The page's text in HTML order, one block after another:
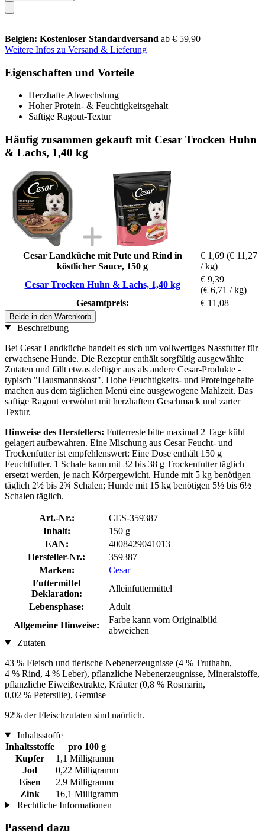
Belgien: Kostenloser Standardversand ab € 59,90
Weitere Infos zu Versand & Lieferung
Eigenschaften und Vorteile
Herzhafte Abwechslung
Hoher Protein- & Feuchtigkeitsgehalt
Saftige Ragout-Textur
Häufig zusammen gekauft mit Cesar Trocken Huhn
& Lachs, 1,40 kg
Cesar Landküche mit Pute und Rind in
köstlicher Sauce, 150 g
€ 1,69 (€ 11,27
/ kg)
Cesar Trocken Huhn & Lachs, 1,40 kg
€ 9,39
(€ 6,71 / kg)
Gesamtpreis:
€ 11,08
Beide in den Warenkorb
Beschreibung
Bei Cesar Landküche handelt es sich um vollwertiges Nassfutter für
erwachsene Hunde. Die Rezeptur enthält sorgfältig ausgewählte
Zutaten und fällt etwas deftiger aus als andere Cesar-Produkte -
typisch "Hausmannskost". Hohe Feuchtigkeits- und Proteingehalte
machen aus dem täglichen Menü eine ausgewogene Mahlzeit. Das
saftige Ragout verwöhnt mit herzhaftem Geschmack und zarter
Textur.
Hinweise des Herstellers: Futterreste bitte maximal 2 Tage kühl
gelagert aufbewahren. Eine Mischung aus Cesar Feucht- und
Trockenfutter ist empfehlenswert: Eine Dose enthält 150 g
Feuchtfutter. 1 Schale kann mit 32 bis 38 g Trockenfutter täglich
ersetzt werden, je nach Körpergewicht. Hunde mit 5 kg benötigen
täglich 2½ bis 2¾ Schalen; Hunde mit 15 kg benötigen 5½ bis 6½
Schalen täglich.
Art.-Nr.:
CES-359387
Inhalt:
150 g
EAN:
4008429041013
Hersteller-Nr.:
359387
Marken:
Cesar
Futtermittel
Deklaration:
Alleinfuttermittel
Lebensphase:
Adult
Allgemeine Hinweise:
Farbe kann vom Originalbild
abweichen
Zutaten
43 % Fleisch und tierische Nebenerzeugnisse (4 % Truthahn,
4 % Rind, 4 % Leber), pflanzliche Nebenerzeugnisse, Mineralstoffe,
pflanzliche Eiweißextrakte, Kräuter (0,8 % Rosmarin,
0,02 % Petersilie), Gemüse
92% der Fleischzutaten sind naürlich.
Inhaltsstoffe
Inhaltsstoffe
pro 100 g
Kupfer
1,1 Milligramm
Jod
0,22 Milligramm
Eisen
2,9 Milligramm
Zink
16,1 Milligramm
Rechtliche Informationen
Passend dazu